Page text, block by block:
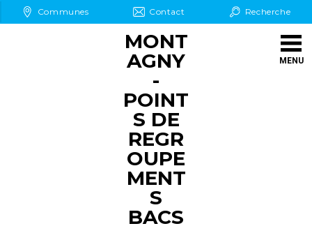
Aller à la rechercheMONT
AGNY
-
POINT
S DE
REGR
OUPE
MENT
S
BACS
Communes Contact Recherche
MENU